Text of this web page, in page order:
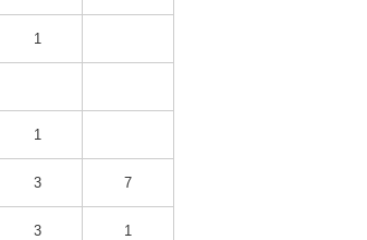
1
1
3 7
3 1